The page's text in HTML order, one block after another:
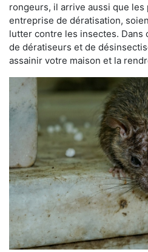
rongeurs, il arrive aussi que les
entreprise de dératisation,
lutter contre les insectes. Dans
de dératiseurs et de
assainir votre maison et la